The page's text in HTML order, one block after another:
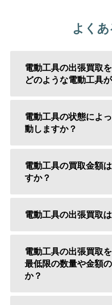
よく
電動工具の出張買取
どのような電動工具
電動工具の状態によ
動しますか？
電動工具の買取金額
すか？
電動工具の出張買取
電動工具の出張買取
最低限の数量や金額
か？